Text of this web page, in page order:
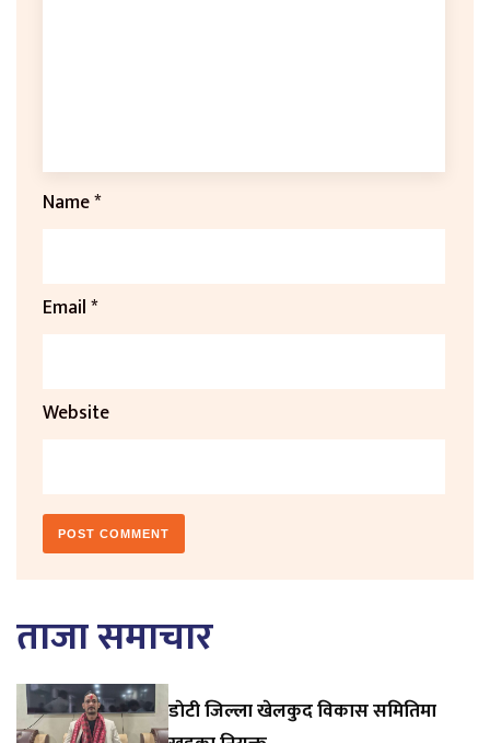
Name*
Email*
Website
ताजा समाचार
डाेटी जिल्ला खेलकुद विकास समितिमा